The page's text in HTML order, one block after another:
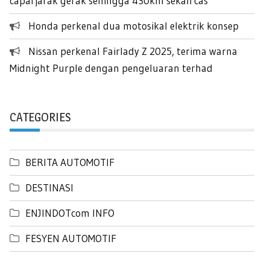
Honda perkenal dua motosikal elektrik konsep
Nissan perkenal Fairlady Z 2025, terima warna
Midnight Purple dengan pengeluaran terhad
CATEGORIES
BERITA AUTOMOTIF
DESTINASI
ENJINDOTcom INFO
FESYEN AUTOMOTIF